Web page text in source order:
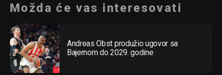
Možda će vas interesovati
Andreas Obst produžio ugovor sa
Bajernom do 2029. godine